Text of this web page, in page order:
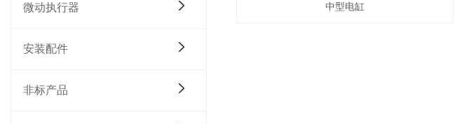
微动执行器
安装配件
非标产品
中型电缸